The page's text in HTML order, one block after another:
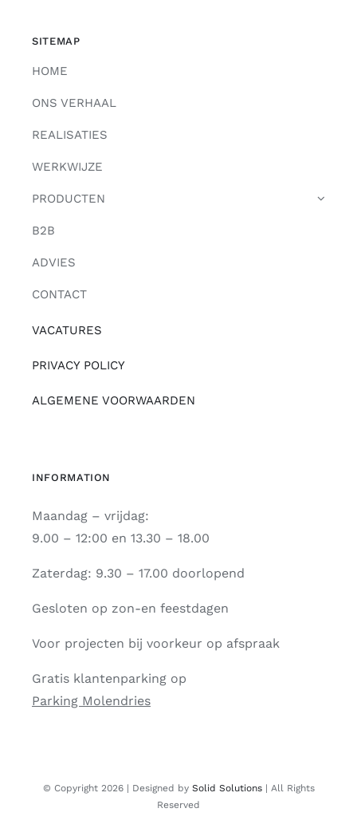
SITEMAP
HOME
ONS VERHAAL
REALISATIES
WERKWIJZE
PRODUCTEN
B2B
ADVIES
CONTACT
VACATURES
PRIVACY POLICY
ALGEMENE VOORWAARDEN
INFORMATION
Maandag – vrijdag:
9.00 – 12:00 en 13.30 – 18.00
Zaterdag: 9.30 – 17.00 doorlopend
Gesloten op zon-en feestdagen
Voor projecten bij voorkeur op afspraak
Gratis klantenparking op
Parking Molendries
© Copyright 2026 | Designed by Solid Solutions| All Rights
Reserved